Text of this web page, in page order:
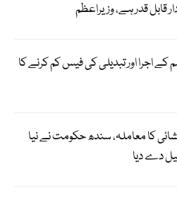
قابل قدر ہے، وزیراعظم
اجرا اور تبدیلی کی فیس کم کرنے کا
کا معاملہ، سندھ حکومت نے نیا
دے دیا